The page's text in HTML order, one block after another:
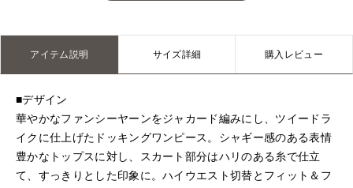
アイテム説明 サイズ詳細 購入レビュー
■デザイン
華やかなファンシーヤーンをジャカード編みにし、ツイードラ
イクに仕上げたドッキングワンピース。シャギー感のある表情
豊かなトップスに対し、スカート部分はハリのある糸で仕立
て、すっきりとした印象に。ハイウエスト切替とフィット＆フ